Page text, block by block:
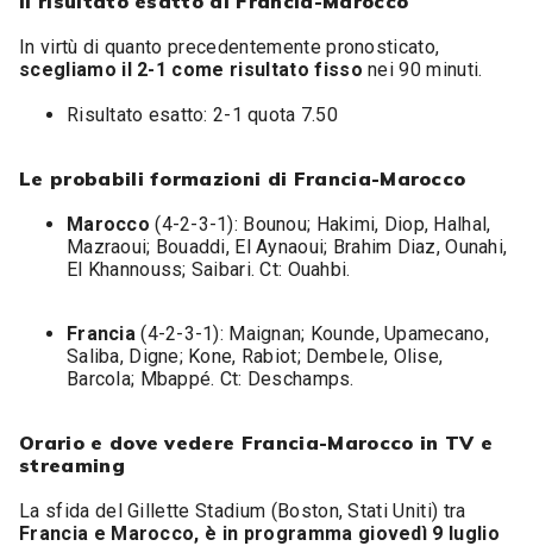
In virtù di quanto precedentemente pronosticato,
scegliamo il 2-1 come risultato fissonei 90 minuti.
Risultato esatto: 2-1 quota 7.50
Le probabili formazioni di Francia-Marocco
Marocco (4-2-3-1): Bounou; Hakimi, Diop, Halhal,
Mazraoui; Bouaddi, El Aynaoui; Brahim Diaz, Ounahi,
El Khannouss; Saibari. Ct: Ouahbi.
Francia(4-2-3-1): Maignan; Kounde, Upamecano,
Saliba, Digne; Kone, Rabiot; Dembele, Olise,
Barcola; Mbappé. Ct: Deschamps.
Orario e dove vedere Francia-Marocco in TV e
streaming
La sfida del Gillette Stadium (Boston, Stati Uniti) tra
Francia e Marocco, è in programma giovedì 9 luglio